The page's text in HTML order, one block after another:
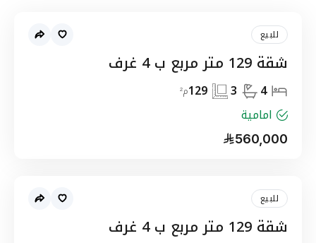
للبيع
شقة 129 متر مربع ب 4 غرف
4
3
129م²
امامية
560,000
للبيع
شقة 129 متر مربع ب 4 غرف